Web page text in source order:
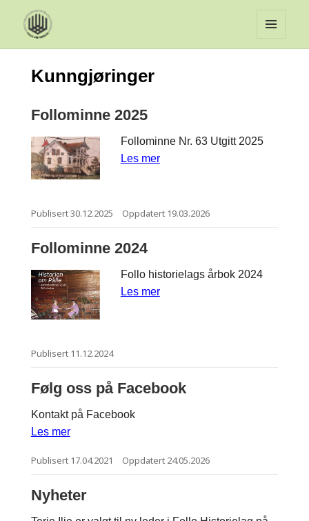
MENY
Kunngjøringer
Follominne 2025
Follominne Nr. 63 Utgitt 2025
Les mer
Publisert30.12.2025 Oppdatert 19.03.2026
Follominne 2024
Follo historielags årbok 2024
Les mer
Publisert 11.12.2024
Følg oss på Facebook
Kontakt på Facebook
Les mer
Publisert 17.04.2021 Oppdatert 24.05.2026
Nyheter